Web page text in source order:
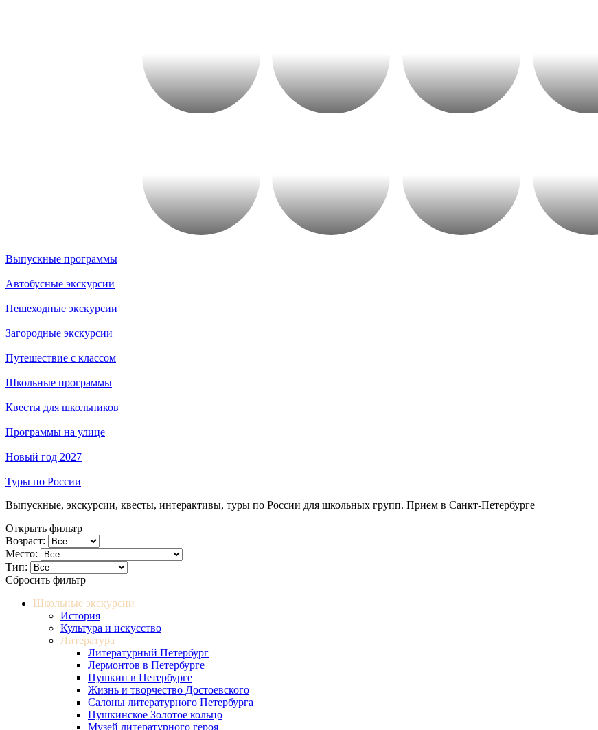
Выпускные программы
Автобусные экскурсии
Пешеходные экскурсии
Загородные экскурсии
Путешествие с классом
Школьные программы
Квесты для школьников
Программы на улице
Новый год 2027
Туры по России
Выпускные, экскурсии, квесты, интерактивы, туры по России для школьных групп. Прием в Санкт-Петербурге
Открыть фильтр
Возраст:
Место:
Тип:
Сбросить фильтр
Школьные экскурсии
История
Культура и искусство
Литература
Литературный Петербург
Лермонтов в Петербурге
Пушкин в Петербурге
Жизнь и творчество Достоевского
Салоны литературного Петербурга
Пушкинское Золотое кольцо
Музей литературного героя